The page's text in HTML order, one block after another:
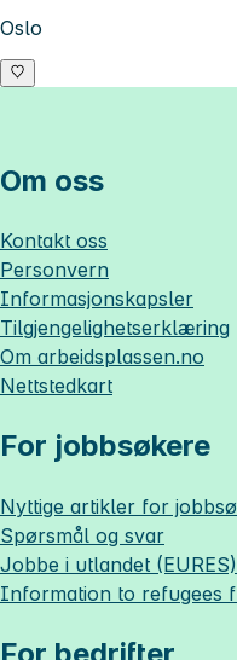
Oslo
Om oss
Kontakt oss
Personvern
Informasjonskapsler
Tilgjengelighetserklæring
Om arbeidsplassen.no
Nettstedkart
For jobbsøkere
Nyttige artikler for
Spørsmål og svar
Jobbe i utlandet (EURES)
Information to refugees